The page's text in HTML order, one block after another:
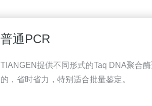
普通PCR
TIANGEN提供不同形式的Taq DNA聚合
的，省时省力，特别适合批量鉴定。